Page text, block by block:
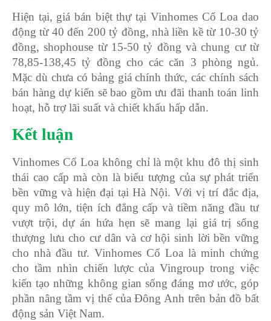
Hiện tại, giá bán biệt thự tại Vinhomes Cổ Loa dao
động từ 40 đến 200 tỷ đồng, nhà liền kề từ 10-30 tỷ
đồng, shophouse từ 15-50 tỷ đồng và chung cư từ
78,85-138,45 tỷ đồng cho các căn 3 phòng ngủ.
Mặc dù chưa có bảng giá chính thức, các chính sách
bán hàng dự kiến sẽ bao gồm ưu đãi thanh toán linh
hoạt, hỗ trợ lãi suất và chiết khấu hấp dẫn.
Kết luận
Vinhomes Cổ Loa không chỉ là một khu đô thị sinh
thái cao cấp mà còn là biểu tượng của sự phát triển
bền vững và hiện đại tại Hà Nội. Với vị trí đắc địa,
quy mô lớn, tiện ích đẳng cấp và tiềm năng đầu tư
vượt trội, dự án hứa hẹn sẽ mang lại giá trị sống
thượng lưu cho cư dân và cơ hội sinh lời bền vững
cho nhà đầu tư. Vinhomes Cổ Loa là minh chứng
cho tầm nhìn chiến lược của Vingroup trong việc
kiến tạo những không gian sống đáng mơ ước, góp
phần nâng tầm vị thế của Đông Anh trên bản đồ bất
động sản Việt Nam.